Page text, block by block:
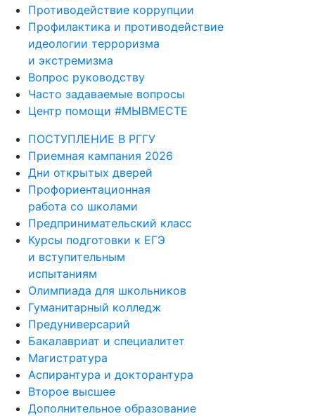
Противодействие коррупции
Профилактика и противодействие
идеологии терроризма
и экстремизма
Вопрос руководству
Часто задаваемые вопросы
Центр помощи #МЫВМЕСТЕ
ПОСТУПЛЕНИЕ В РГГУ
Приемная кампания 2026
Дни открытых дверей
Профориентационная
работа со школами
Предпринимательский класс
Курсы подготовки к ЕГЭ
и вступительным
испытаниям
Олимпиада для школьников
Гуманитарный колледж
Предуниверсарий
Бакалавриат и специалитет
Магистратура
Аспирантура и докторантура
Второе высшее
Дополнительное образование